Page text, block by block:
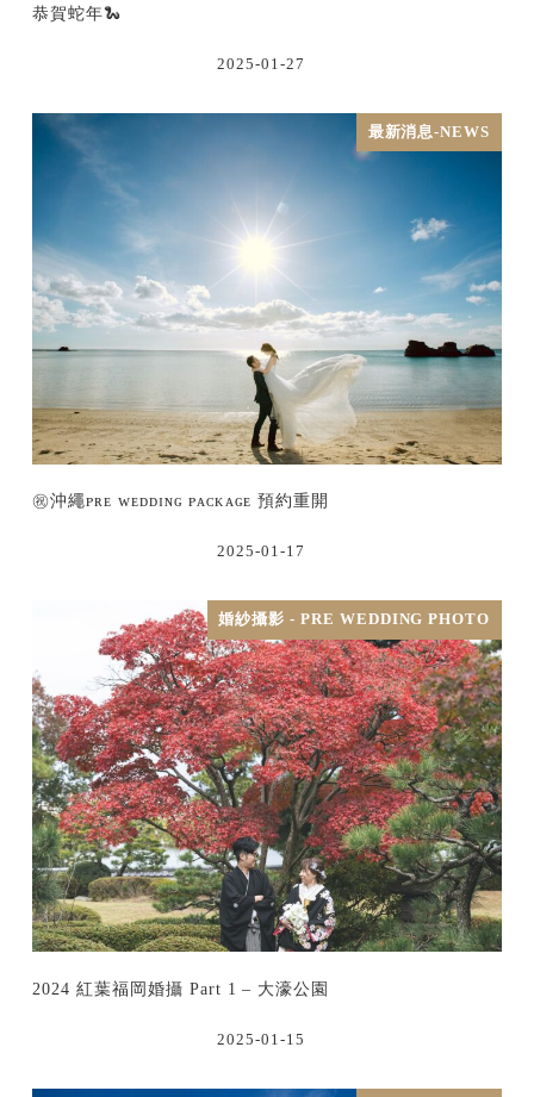
恭賀蛇年🐍
2025-01-27
最新消息-NEWS
㊗沖繩ᴘʀᴇ ᴡᴇᴅᴅɪɴɢ ᴘᴀᴄᴋᴀɢᴇ 預約重開
2025-01-17
婚紗攝影 - PRE WEDDING PHOTO
2024 紅葉福岡婚攝 Part 1 – 大濠公園
2025-01-15